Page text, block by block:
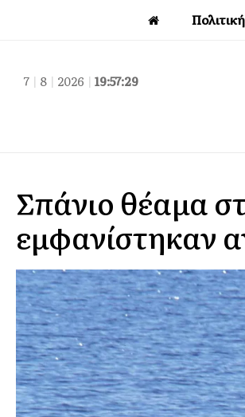
Πολιτική
7 | 8 | 2026 | 19:57:29
Σπάνιο θέαμα
εμφανίστηκαν